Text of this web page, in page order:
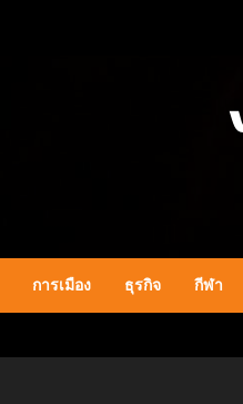
การเมือง ธุรกิจ กีฬา